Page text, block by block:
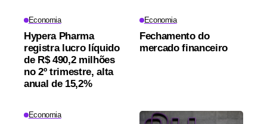
Economia
Hypera Pharma
registra lucro líquido
de R$ 490,2 milhões
no 2º trimestre, alta
anual de 15,2%
Economia
Fechamento do
mercado financeiro
Economia